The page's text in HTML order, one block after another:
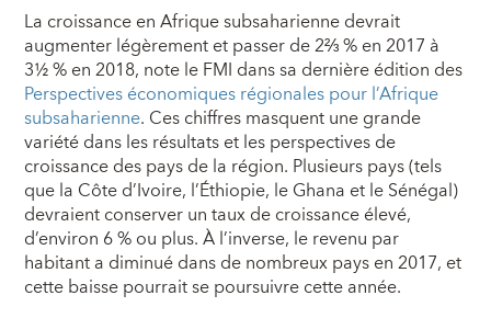
La croissance en Afrique subsaharienne devrait
augmenter légèrement et passer de 2⅔ % en 2017 à
3½ % en 2018, note le FMI dans sa dernière édition des
Perspectives économiques régionales pour l’Afrique
subsaharienne. Ces chiffres masquent une grande
variété dans les résultats et les perspectives de
croissance des pays de la région. Plusieurs pays (tels
que la Côte d’Ivoire, l’Éthiopie, le Ghana et le Sénégal)
devraient conserver un taux de croissance élevé,
d’environ 6 % ou plus. À l’inverse, le revenu par
habitant a diminué dans de nombreux pays en 2017, et
cette baisse pourrait se poursuivre cette année.